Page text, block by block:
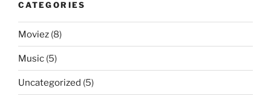
CATEGORIES
Moviez (8)
Music (5)
Uncategorized (5)